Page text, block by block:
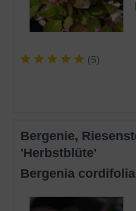
(5)
Bergenie, Riesensteinbrech
'Herbstblüte'
Bergenia